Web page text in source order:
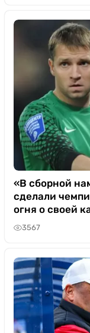
«В сборной
сделали
огня о своей
3567